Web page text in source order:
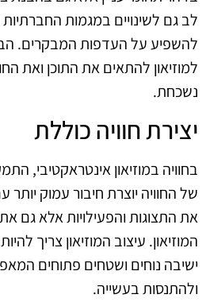
לב גם לשינויים במגמות
להשפיע על העדפות המבקרים.
למוזיאון להתאים את התוכן ואת
נשכחת.
יצירת חוויה כוללת
בחוויה במוזיאון אינטראקטיבי,
של החוויה יוצרת חיבור עמוק
את התצוגות והפעילויות אלא גם
המוזיאון. עיצוב המוזיאון צריך
ישיבה נוחים ושטחים פתוחים
ולהתנסות בעשייה.